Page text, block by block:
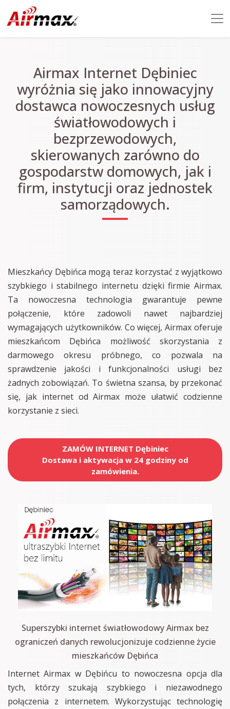
Airmax Internet Dębiniec
wyróżnia się jako innowacyjny
dostawca nowoczesnych usług
światłowodowych i
bezprzewodowych,
skierowanych zarówno do
gospodarstw domowych, jak i
firm, instytucji oraz jednostek
samorządowych.
Mieszkańcy Dębińca mogą teraz korzystać z wyjątkowo
szybkiego i stabilnego internetu dzięki firmie Airmax.
Ta nowoczesna technologia gwarantuje pewne
połączenie, które zadowoli nawet najbardziej
wymagających użytkowników. Co więcej, Airmax oferuje
mieszkańcom Dębińca możliwość skorzystania z
darmowego okresu próbnego, co pozwala na
sprawdzenie jakości i funkcjonalności usługi bez
żadnych zobowiązań. To świetna szansa, by przekonać
się, jak internet od Airmax może ułatwić codzienne
korzystanie z sieci.
ZAMÓW INTERNET Dębiniec
Dostawa i aktywacja w 24 godziny od
zamówienia.
Superszybki internet światłowodowy Airmax bez
ograniczeń danych rewolucjonizuje codzienne życie
mieszkańców Dębińca
Internet Airmax w Dębińcu to nowoczesna opcja dla
tych, którzy szukają szybkiego i niezawodnego
połączenia z internetem. Wykorzystując technologię